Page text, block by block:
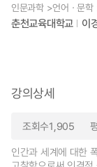
인문과학 >언어ㆍ문
춘천교육대학교 이
강의상세
조회수1,905
인간과 세계에 대한